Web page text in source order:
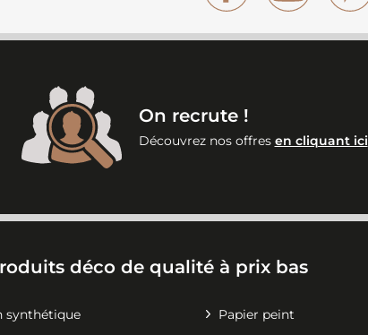
On recrute !
Découvrez nos offres en cliquant ici
déco de qualité à prix bas
synthétique Papier peint